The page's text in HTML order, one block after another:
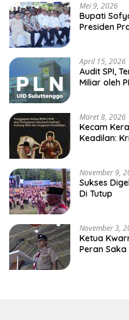
Mei 9, 2026
Bupati
Presiden
April 15, 2026
Audit SPI,
Miliar oleh
Maret 8, 2026
Kecam
Keadilan:
November 9,
Sukses
Di Tutup
November 3,
Ketua
Peran